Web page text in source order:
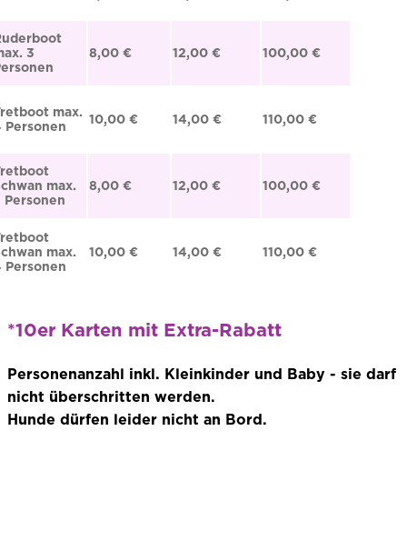
3
8,00 € 12,00 € 100,00 €
max.
Personen
10,00 € 14,00 € 110,00 €
max.
Personen
8,00 € 12,00 € 100,00 €
max.
Personen
10,00 € 14,00 € 110,00 €
*10er Karten mit Extra-Rabatt
Personenanzahl inkl. Kleinkinder und Baby - sie darf
nicht überschritten werden.
Hunde dürfen leider nicht an Bord.